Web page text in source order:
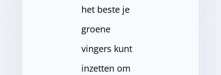
het beste je
groene
vingers kunt
inzetten om